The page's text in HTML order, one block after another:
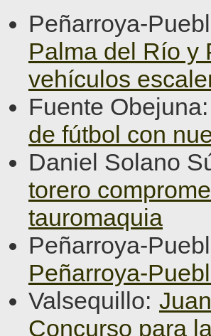
Peñarroya-
Palma del Río y
vehículos
Fuente Obejuna:
de fútbol con
Daniel Solano
torero
tauromaquia
Peñarroya-
Peñarroya-
Valsequillo:
Concurso para